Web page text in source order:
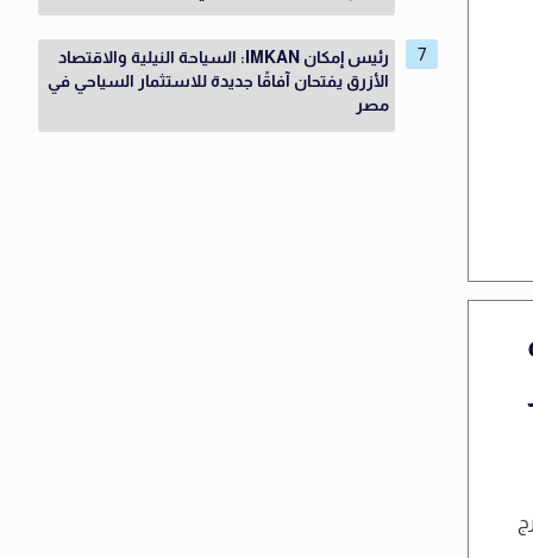
رئيس إمكان IMKAN: السياحة النيلية والاقتصاد
الأزرق يفتحان آفاقًا جديدة للاستثمار السياحي في
مصر